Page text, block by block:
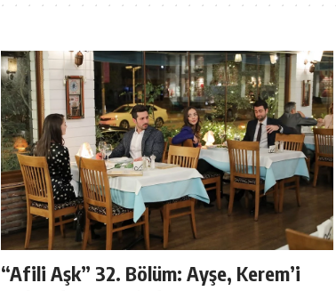
“Afili Aşk” 32. Bölüm: Ayşe, Kerem’i